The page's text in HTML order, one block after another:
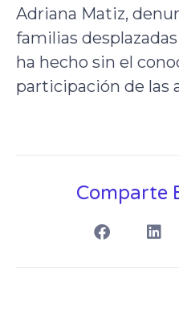
Adriana Matiz,
familias
ha hecho sin el
participación de las
Comparte